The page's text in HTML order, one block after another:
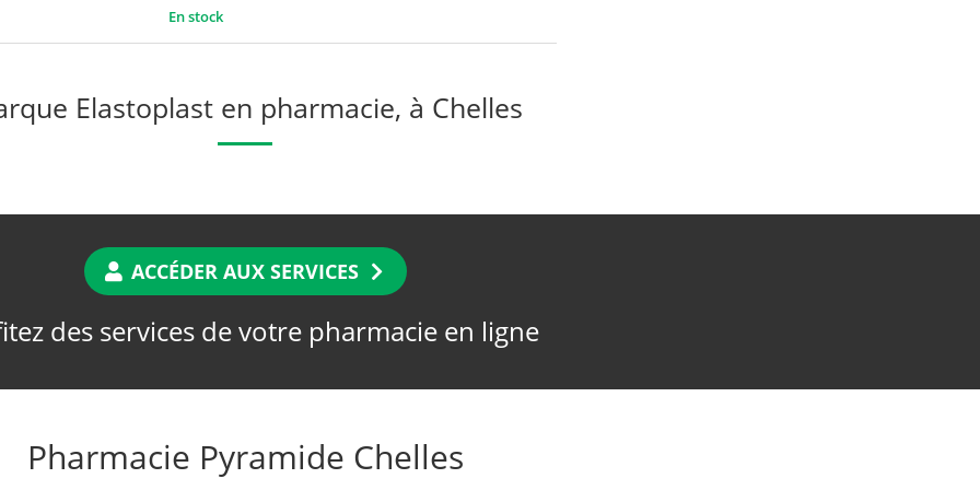
En stock
Elastoplast en pharmacie, à Chelles
ACCÉDER AUX SERVICES
des services de votre pharmacie en ligne
Pharmacie Pyramide Chelles